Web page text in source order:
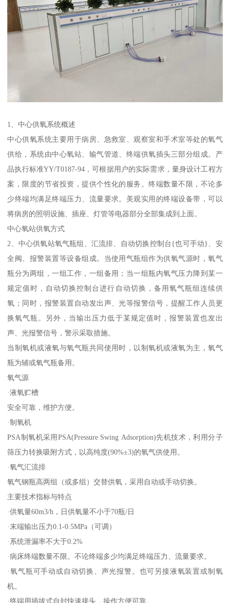
1、中心供氧系统概述
中心供氧系统主要用于病房、急救室、观察室和手术室等处的氧气
供给，系统由中心氧站、输气管道、终端供氧插头三部分组成。产
品执行标准YY/T0187-94，可根据用户的实际需求，量身设计工程方
案，限度的节省投资，提供个性化的服务。终端数量不限，不论多
少终端均满足终端压力、流量要求。美观实用的终端设备带，可以
将病房的照明设施、插座、灯管等电器部分全部集成到上面。
中心氧站供氧方式
2、中心供氧站氧气瓶组、汇流排、自动切换控制台{也可手动}、安
全阀、报警装置等设备组成。当使用气瓶组作为供氧气源时，氧气
瓶分为两组，一组工作，一组备用；当一组瓶内氧气压力降到某一
规定值时，自动切换控制台进行自动切换，备用氧气瓶组连续供
氧；同时，报警装置自动发出声、光等报警信号，提醒工作人员更
换氧气瓶。另外，当输出压力低于某规定值时，报警装置也发出
声、光报警信号，警示采取措施。
当制氧机或液氧与氧气瓶共同使用时，以制氧机或液氧为主，氧气
瓶为辅或氧气瓶备用。
氧气源
·液氧贮槽
安全可靠，维护方便。
·制氧机
PSA制氧机采用PSA(Pressure Swing Adsorption)先机技术，利用分子
筛压力转换吸附方式，以高纯度(90%±3)的氧气供使用。
·氧气汇流排
氧气钢瓶高两组（或多组）交替供氧，采用自动或手动切换。
主要技术指标与特点
·供氧量60m3/h，日供氧量不小于70瓶/日
·末端输出压力0.1-0.5MPa（可调）
·系统泄漏率不大于0.2%
·病床终端数量不限。不论终端多少均满足终端压力、流量要求。
·氧气瓶可手动或自动切换、声光报警。也可另接液氧装置或制氧
机。
·终端用插拔式自封快速接头，操作方便可靠。